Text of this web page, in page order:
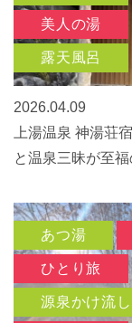
美人の湯
露天風呂
2026.04.09
上湯温泉 神湯荘
と温泉三昧が至福
あつ湯
ひとり旅
源泉かけ流し